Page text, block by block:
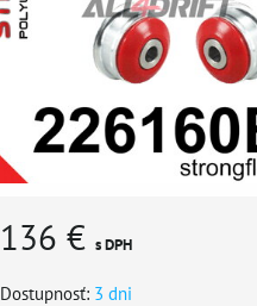
136 € s DPH
Dostupnosť: 3 dni